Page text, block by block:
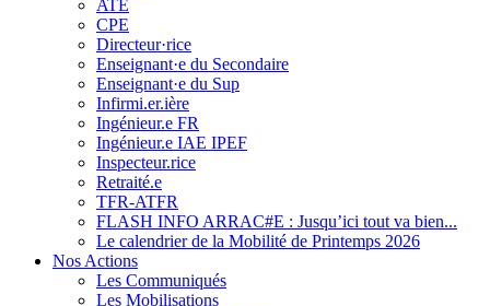
ATE
CPE
Directeur·rice
Enseignant·e du Secondaire
Enseignant·e du Sup
Infirmi.er.ière
Ingénieur.e FR
Ingénieur.e IAE IPEF
Inspecteur.rice
Retraité.e
TFR-ATFR
FLASH INFO ARRAC#E : Jusqu’ici tout va bien...
Le calendrier de la Mobilité de Printemps 2026
Nos Actions
Les Communiqués
Les Mobilisations